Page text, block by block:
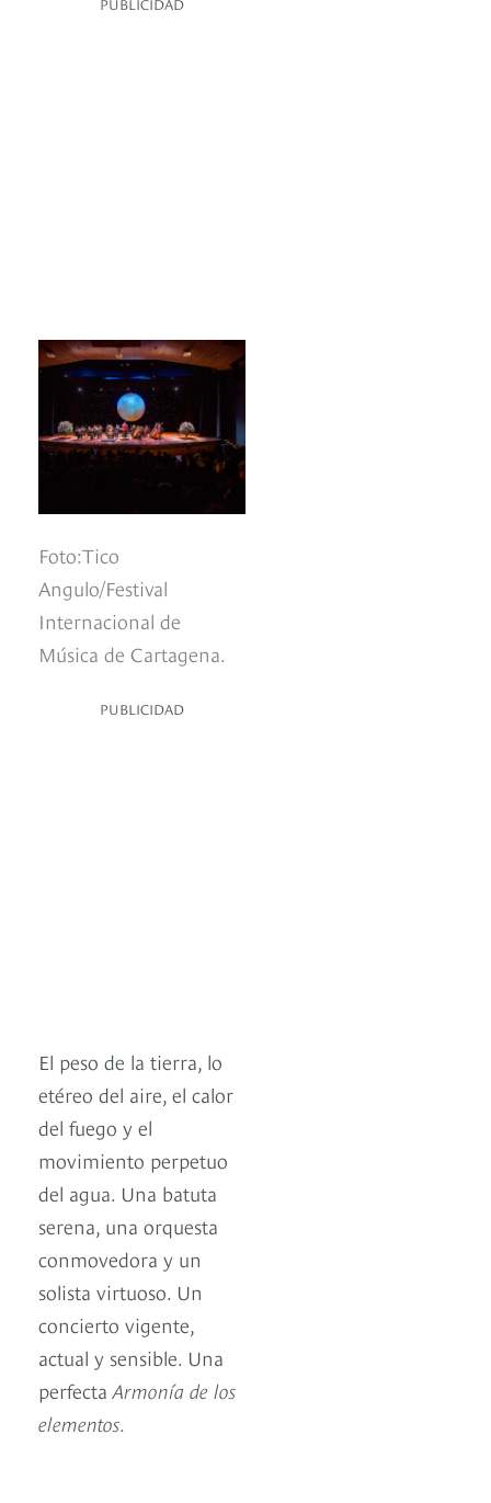
Foto:Tico
Angulo/Festival
Internacional de
Música de Cartagena.
PUBLICIDAD
El peso de la tierra, lo
etéreo del aire, el calor
del fuego y el
movimiento perpetuo
del agua. Una batuta
serena, una orquesta
conmovedora y un
solista virtuoso. Un
concierto vigente,
actual y sensible. Una
perfecta Armonía de los
elementos.